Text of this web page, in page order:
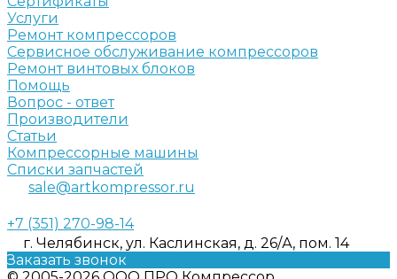
Услуги
Ремонт компрессоров
Сервисное обслуживание компрессоров
Ремонт винтовых блоков
Помощь
Вопрос - ответ
Производители
Статьи
Компрессорные машины
Списки запчастей
sale@artkompressor.ru
+7 (351) 270-98-14
г. Челябинск, ул. Каслинская, д. 26/А, пом. 14
Заказать звонок